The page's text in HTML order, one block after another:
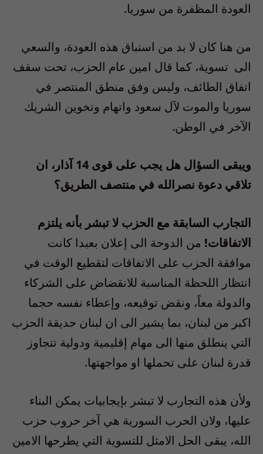
العودة المظفرة من سوريا.
من هنا كان لا بد من استباق هذه العودة، والسعي
الى تسوية، كما قال امين عام الحزب، تحت سقف
اتفاق الطائف، وليس وفق منطق المنتصر في
سوريا والموت لآل سعود واتهام وتخوين الشريك
الآخر في الوطن.
ويبقى السؤال هل يجب على قوى 14 آذار، ان
تلاقي دعوة نصرالله في منتصف الطريق؟
التجارب السابقة مع الحزب لا تبشر بأنه يلتزم
الاتفاقات! من الدوحة الى إعلان بعبدا كانت
موافقة الحزب على الاتفاقات لتقطيع الوقت في
انتظار اللحظة المناسبة للانقضاض على الشركاء
والدولة معاً، ونقض توقيعه، وإعطاء نفسه حجما
اكبر من لبنان، بما يشير الى ان لبنان حديقة الحزب
التي ينطلق منها الى مهام إقليمية ودولية تتجاوز
قدرة لبنان على تحملها او مواجهتها.
ولأن هذه التجارب لا تبشر بإيجابيات يمكن البناء
عليها، ولان الحرب السورية هي آخر حروب حزب
الله، يبقى الحل الامثل للتسوية التي يطرحها الامين